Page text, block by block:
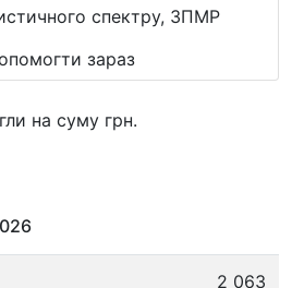
спектру, ЗПМР
зараз
на суму грн.
2 063